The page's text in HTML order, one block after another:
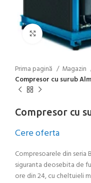
Click to enlarge
Prima pagină Magazin
Compresor cu surub
Compresor cu
Cere oferta
Compresoarele din seria
siguranta deosebita de
ore din 24, cu cheltuieli